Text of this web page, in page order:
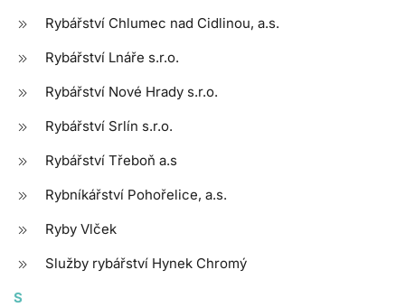
Rybářství Chlumec nad Cidlinou, a.s.
Rybářství Lnáře s.r.o.
Rybářství Nové Hrady s.r.o.
Rybářství Srlín s.r.o.
Rybářství Třeboň a.s
Rybníkářství Pohořelice, a.s.
Ryby Vlček
Služby rybářství Hynek Chromý
S